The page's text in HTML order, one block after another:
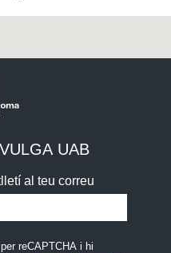
UAB
al teu correu
reCAPTCHA i hi